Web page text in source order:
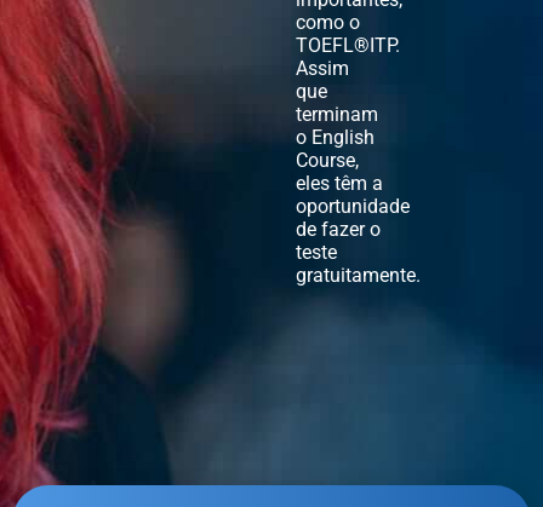
como o
TOEFL®ITP.
Assim
que
terminam
o English
Course,
eles têm a
oportunidade
de fazer o
teste
gratuitamente.